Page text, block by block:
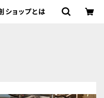
ョップとは